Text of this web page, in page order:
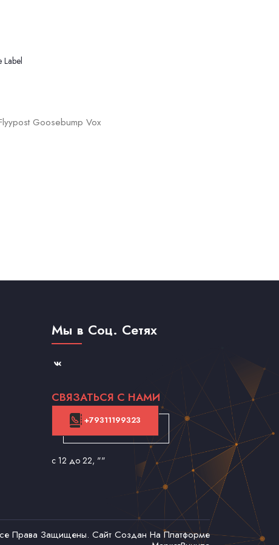
Label
Goosebump Vox
Мы в Соц. Сетях
СВЯЗАТЬСЯ С НАМИ
+79311199323
с 12 до 22, ""
Права Защищены. Сайт Создан На Платформе